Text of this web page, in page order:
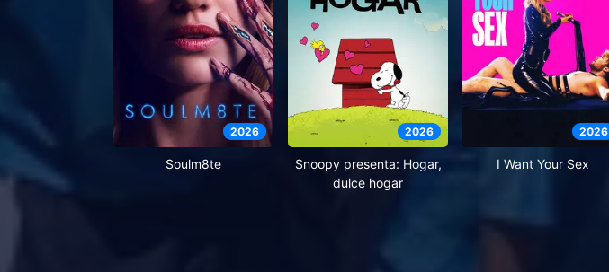
2026
Soulm8te
2026
Snoopy presenta: Hogar,
dulce hogar
2026
I Want Your Sex